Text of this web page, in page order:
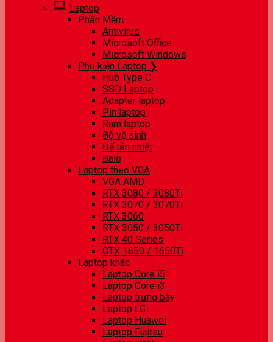
Laptop
Phần Mềm
Antivirus
Microsoft Office
Microsoft Windows
Phụ kiện Laptop ❯
Hub Type C
SSD Laptop
Adapter laptop
Pin laptop
Ram laptop
Bộ vệ sinh
Đế tản nhiệt
Balo
Laptop theo VGA
VGA AMD
RTX 3080 / 3080Ti
RTX 3070 / 3070Ti
RTX 3060
RTX 3050 / 3050Ti
RTX 40 Series
GTX 1650 / 1650Ti
Laptop khác
Laptop Core i5
Laptop Core i3
Laptop trưng bày
Laptop LG
Laptop Huawei
Laptop Fujitsu